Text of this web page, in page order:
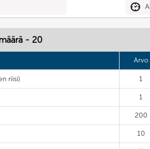
- 20
Arvo
riisi) 1
1
200
10